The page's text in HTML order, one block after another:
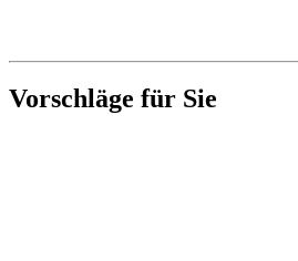
Vorschläge für Sie